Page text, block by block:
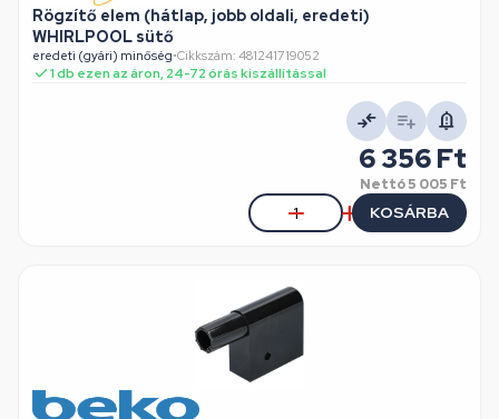
Rögzítő elem (hátlap, jobb oldali, eredeti)
WHIRLPOOL sütő
eredeti (gyári) minőség•Cikkszám: 481241719052
1 db ezen az áron, 24-72 órás kiszállítással
6 356 Ft
Nettó5 005 Ft
KOSÁRBA